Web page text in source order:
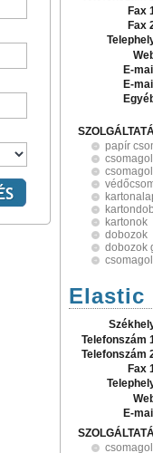
Fax
Fax
E-
E-
papír
kartonok
dobozok
dobozok
Elastic
Telefonszám
Telefonszám
Fax
E-